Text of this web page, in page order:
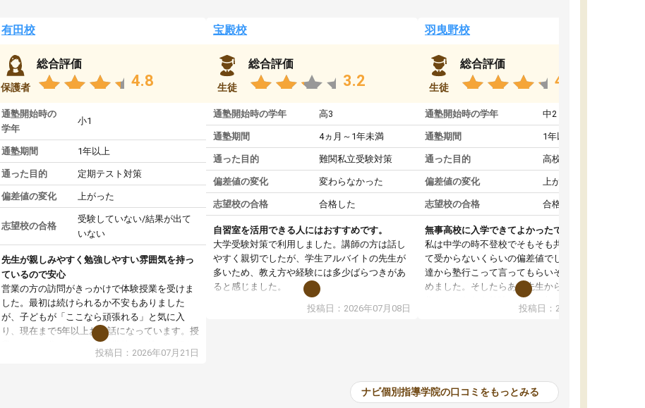
有田校
保護者
総合評価
4.8
通塾開始時の
学年
小1
通塾期間 1年以上
通った目的 定期テスト対策
偏差値の変化 上がった
志望校の合格
受験していない/結果が出て
いない
先生が親しみやすく勉強しやすい雰囲気を持っ
ているので安心
営業の方の訪問がきっかけで体験授業を受けま
した。最初は続けられるか不安もありました
が、子どもが「ここなら頑張れる」と気に入
り、現在まで5年以上お世話になっています。授
業はとても分かりやすく、学校とは違った解き
方や、子どもに合った覚え方・考え方を丁寧に
投稿日：2026年07月21日
宝殿校
生徒
総合評価
3.2
通塾開始時の学年 高3
通塾期間 4ヵ月～1年未満
通った目的 難関私立受験対策
偏差値の変化 変わらなかった
志望校の合格 合格した
自習室を活用できる人にはおすすめです。
大学受験対策で利用しました。講師の方は話し
やすく親切でしたが、学生アルバイトの先生が
多いため、教え方や経験には多少ばらつきがあ
ると感じました。
授業はホワイトボードを使って説明してくれる
教室全体としては小学生や中学生の利用者が多
投稿日：2026年07月08日
羽曳野校
生徒
総合評価
4.6
通塾開始時の学年 中2
通塾期間 1年以上
通った目的 高校受験対策
偏差値の変化 上がった
志望校の合格 合格した
無事高校に入学できてよかったです。
私は中学の時不登校でそもそも共学の高校なん
て受からないくらいの偏差値でした。ある日友
達から塾行こって言ってもらいそこから通い始
めました。そしたらある先生から学ぶ楽しさを
教えていただき勉強などして無かったのに自主
室で勉強するくらいハマりました。私の担当の
投稿日：2026年07月01日
ナビ個別指導学院の口コミをもっとみる